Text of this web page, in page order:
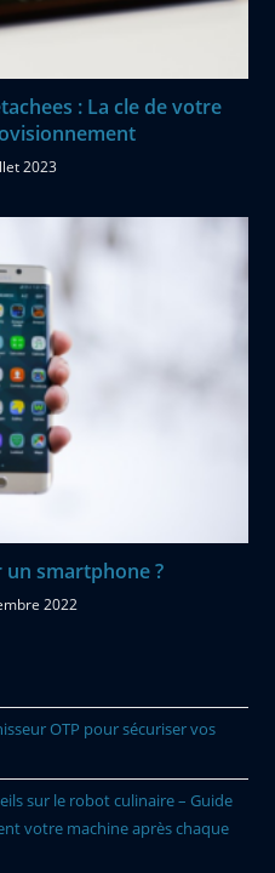
: La cle de votre
2023
smartphone ?
2022
OTP pour sécuriser vos
sur le robot culinaire – Guide
votre machine après chaque